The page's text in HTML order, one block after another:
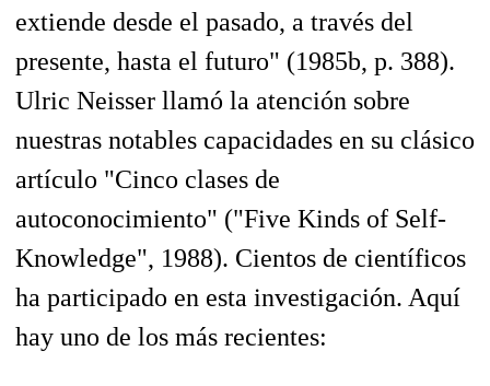
extiende desde el pasado, a través del
presente, hasta el futuro" (1985b, p. 388).
Ulric Neisser llamó la atención sobre
nuestras notables capacidades en su clásico
artículo "Cinco clases de
autoconocimiento" ("Five Kinds of Self-
Knowledge", 1988). Cientos de científicos
ha participado en esta investigación. Aquí
hay uno de los más recientes: